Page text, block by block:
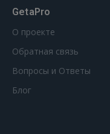
GetaPro
О проекте
Обратная связь
Вопросы и Ответы
Блог